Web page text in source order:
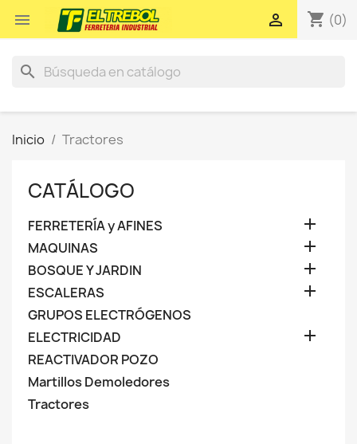
 shopping_cart (0)

search
Inicio Tractores
CATÁLOGO
FERRETERÍA y AFINES 
MAQUINAS 
BOSQUE Y JARDIN 
ESCALERAS 
GRUPOS ELECTRÓGENOS
ELECTRICIDAD

REACTIVADOR POZO
Martillos Demoledores
Tractores